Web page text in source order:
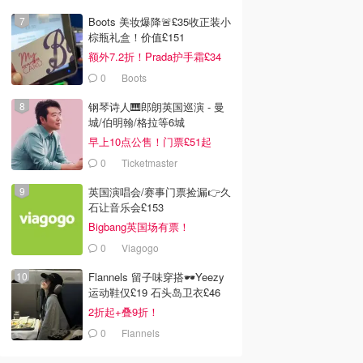
Boots 美妆爆降🚨£35收正装小
棕瓶礼盒！价值£151
额外7.2折！Prada护手霜£34
0 Boots
钢琴诗人🎹郎朗英国巡演 - 曼
城/伯明翰/格拉等6城
早上10点公售！门票£51起
0 Ticketmaster
英国演唱会/赛事门票捡漏👉久
石让音乐会£153
Bigbang英国场有票！
0 Viagogo
Flannels 留子味穿搭🕶️Yeezy
运动鞋仅£19 石头岛卫衣£46
2折起+叠9折！
0 Flannels